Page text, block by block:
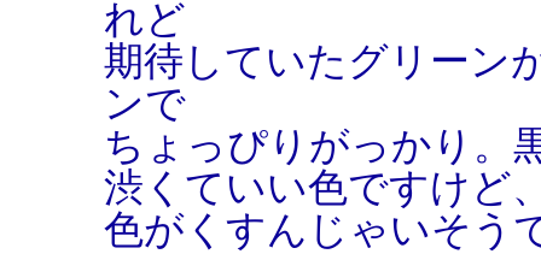
れど
期待していたグリーン
ンで
ちょっぴりがっかり。
渋くていい色ですけど
色がくすんじゃいそう